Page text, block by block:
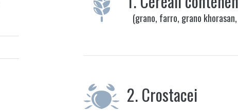
(grano, farro, grano
2.Crostacei